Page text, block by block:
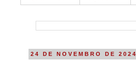
24 DE NOVEMBRO DE 2024